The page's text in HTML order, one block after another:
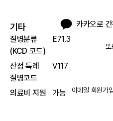
기타
질병분류
(KCD 코드)
E71.3
산정 특례
질병코드
V117
의료비 지원 가능
카카오로
또
이메일 회원가